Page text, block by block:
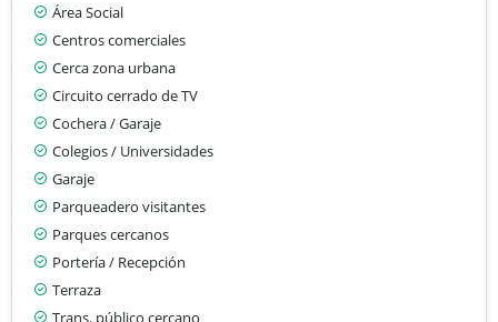
Área Social
Centros comerciales
Cerca zona urbana
Circuito cerrado de TV
Cochera / Garaje
Colegios / Universidades
Garaje
Parqueadero visitantes
Parques cercanos
Portería / Recepción
Terraza
Trans. público cercano